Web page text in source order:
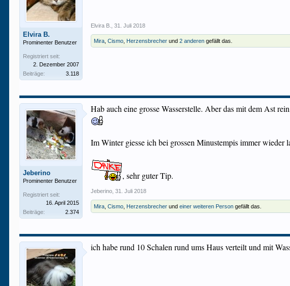
Elvira B.
Prominenter Benutzer
Registriert seit:
2. Dezember 2007
Beiträge:
3.118
Elvira B. 31. Juli 2018
Mira ,Cismo Herzensbrecher und2 anderen gefällt das.
Jeberino
Prominenter Benutzer
Registriert seit:
16. April 2015
Beiträge:
2.374
Hab auch eine grosse Wasserstelle. Aber das mit dem Ast
Im Winter giesse ich bei grossen Minustempis immer wieder
, sehr guter Tip.
Jeberino 31. Juli 2018
Mira ,Cismo Herzensbrecher undeiner weiteren Person gefällt das.
ich habe rund 10 Schalen rund ums Haus verteilt und mit